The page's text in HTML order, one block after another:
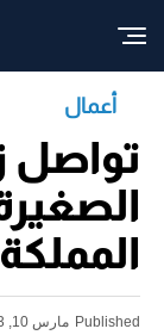
أعمال
تواصل
Published مارس 10, 2023